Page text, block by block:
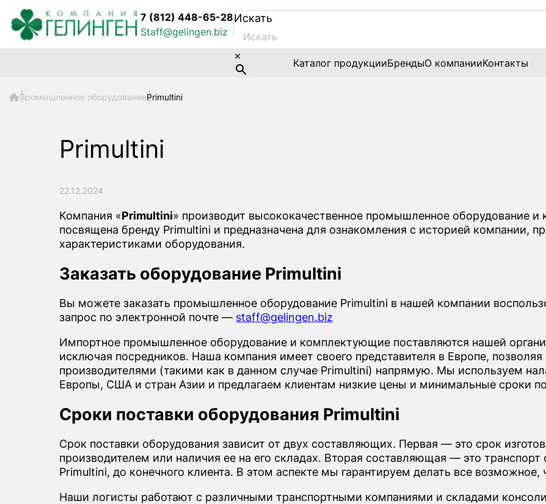
7 (812) 448-65-28
Staff@gelingen.biz
Искать
×
Каталог продукцииБрендыО компанииКонтакты
Промышленное оборудованиеPrimultini
Primultini
22.12.2024
Компания «Primultini» производит высококачественное промышленное оборудование
посвящена бренду Primultini и предназначена для ознакомления с историей компании,
характеристиками оборудования.
Заказать оборудование Primultini
Вы можете заказать промышленное оборудование Primultini в нашей компании
запрос по электронной почте — staff@gelingen.biz
Импортное промышленное оборудование и комплектующие поставляются нашей
исключая посредников. Наша компания имеет своего представителя в Европе,
производителями (такими как в данном случае Primultini) напрямую. Мы используем
Европы, США и стран Азии и предлагаем клиентам низкие цены и минимальные сроки
Сроки поставки оборудования Primultini
Срок поставки оборудования зависит от двух составляющих. Первая — это срок
производителем или наличия ее на его складах. Вторая составляющая — это транспорт
Primultini, до конечного клиента. В этом аспекте мы гарантируем делать все
Наши логисты работают с различными транспортными компаниями и складами